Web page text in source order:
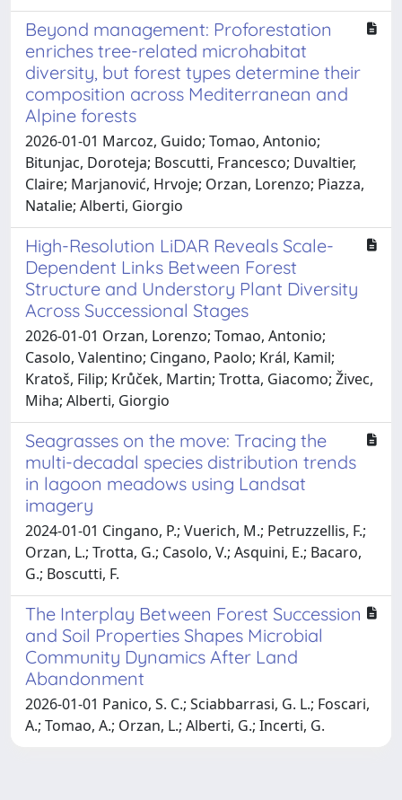
Beyond management: Proforestation
enriches tree-related microhabitat
diversity, but forest types determine their
composition across Mediterranean and
Alpine forests
2026-01-01 Marcoz, Guido; Tomao, Antonio;
Bitunjac, Doroteja; Boscutti, Francesco; Duvaltier,
Claire; Marjanović, Hrvoje; Orzan, Lorenzo; Piazza,
Natalie; Alberti, Giorgio
High-Resolution LiDAR Reveals Scale-
Dependent Links Between Forest
Structure and Understory Plant Diversity
Across Successional Stages
2026-01-01 Orzan, Lorenzo; Tomao, Antonio;
Casolo, Valentino; Cingano, Paolo; Král, Kamil;
Kratoš, Filip; Krůček, Martin; Trotta, Giacomo; Živec,
Miha; Alberti, Giorgio
Seagrasses on the move: Tracing the
multi-decadal species distribution trends
in lagoon meadows using Landsat
imagery
2024-01-01 Cingano, P.; Vuerich, M.; Petruzzellis, F.;
Orzan, L.; Trotta, G.; Casolo, V.; Asquini, E.; Bacaro,
G.; Boscutti, F.
The Interplay Between Forest Succession
and Soil Properties Shapes Microbial
Community Dynamics After Land
Abandonment
2026-01-01 Panico, S. C.; Sciabbarrasi, G. L.; Foscari,
A.; Tomao, A.; Orzan, L.; Alberti, G.; Incerti, G.